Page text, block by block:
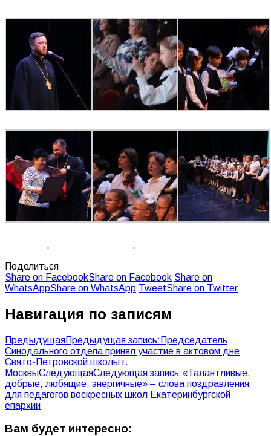
Поделиться
Share on FacebookShare on Facebook Share on
WhatsAppShare on WhatsApp TweetShare on Twitter
Навигация по записям
ПредыдущаяПредыдущая запись: Председатель
Синодального отдела принял участие в актовом дне
Свято-Петровской школы г.
МосквыСледующаяСледующая запись:«Талантливые,
добрые, любящие, энергичные» – слова поздравления
для педагогов воскресных школ Екатеринбургской
епархии
Вам будет интересно: